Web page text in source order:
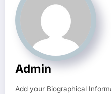
Admin
Add your Biographical